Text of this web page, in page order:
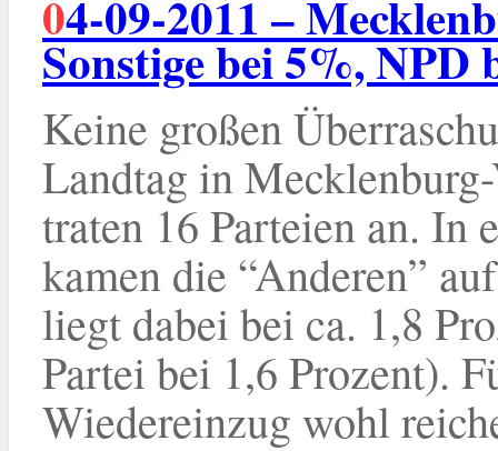
04-09-2011 – Mecklenburg-Vorpommern Wahl 2011:
Sonstige bei 5%,
Keine großen
Landtag in
traten 16 Parteien an. In
kamen die “Anderen”
liegt dabei bei ca. 1,8
Partei bei 1,6 Prozent).
Wiedereinzug wohl